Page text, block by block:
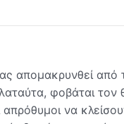
απομακρυνθεί από
φοβάται τον
να